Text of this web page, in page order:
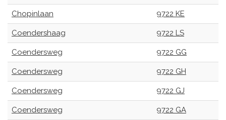
Chopinlaan 9722 KE
Coendershaag 9722 LS
Coendersweg 9722 GG
Coendersweg 9722 GH
Coendersweg 9722 GJ
Coendersweg 9722 GA